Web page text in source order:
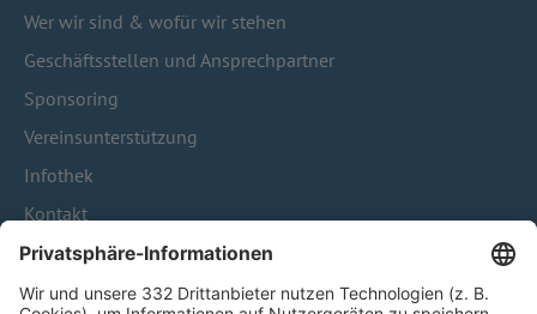
Wer wir sind & wofür wir stehen
Geschäftsstellen und Ansprechpartner
Sponsoring
Vereinsunterstützung
Infothek
Kontakt
HÄUFIG BESUCHTE SEITEN